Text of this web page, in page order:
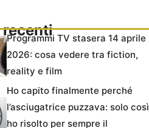
Programmi TV stasera 14 aprile
2026: cosa vedere tra fiction,
reality e film
Ho capito finalmente perché
l’asciugatrice puzzava: solo così
ho risolto per sempre il